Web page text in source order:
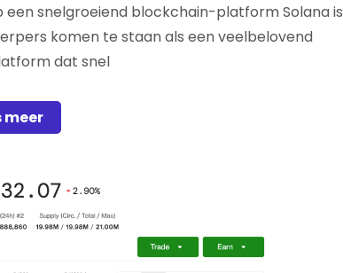
een snelgroeiend blockchain-platform Solana is
komen te staan als een veelbelovend
dat snel
meer